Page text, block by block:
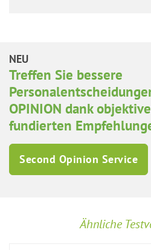
NEU
Treffen Sie bessere
OPINION dank
fundierten
Second Opinion Service
Ähnliche